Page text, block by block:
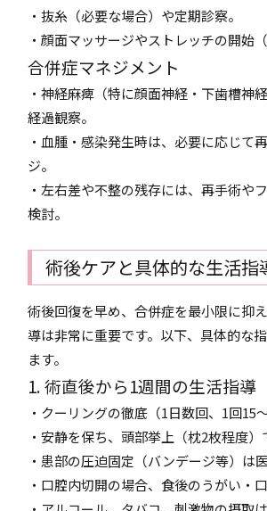
・抜糸（必要な場合）や定期診察。
・顔面マッサージやストレッチの開始
合併症マネジメント
・神経麻痺（特に顔面神経・下歯槽神
経過観察。
・血腫・感染発生時は、必要に応じて
ジ。
・左右差や不整の残存には、再手術や
検討。
術後ケアと具体的な生活指
術後回復を早め、合併症を最小限に抑
導は非常に重要です。以下、具体的な
ます。
1. 術直後から1週間の生活指導
・クーリングの徹底（1日数回、1回15
・安静を保ち、頭部挙上（枕2枚程度）
・患部の圧迫固定（バンデージ等）は
・口腔内切開の場合、食後のうがい・